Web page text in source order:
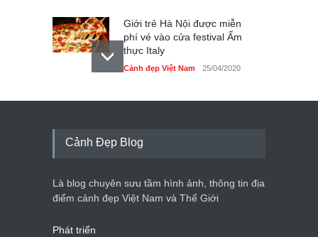
Giới trẻ Hà Nội được miễn
phí vé vào cửa festival Ẩm
thực Italy
Cảnh đẹp Việt Nam 25/04/2020
Tam giác mạch khoe sắc
du lịch quốc gia
Cảnh đẹp Việt Nam 24/04/2020
Cảnh Đẹp Blog
Là blog chuyên sưu tầm hình ảnh, thông tin địa
điểm cảnh đẹp Việt Nam và Thế Giới
Phát triển